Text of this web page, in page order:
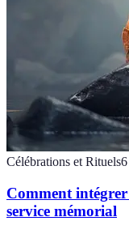
Célébrations et Rituels6
Comment
service mémorial